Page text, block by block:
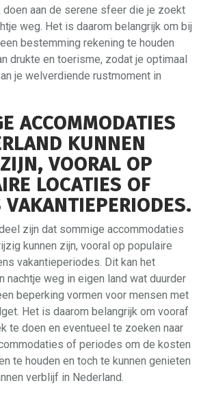
doen aan de serene sfeer die je zoekt
weg. Het is daarom belangrijk om bij
bestemming rekening te houden
drukte en toerisme, zodat je optimaal
je welverdiende rustmoment in
ACCOMMODATIES
KUNNEN
VOORAL OP
LOCATIES OF
VAKANTIEPERIODES.
zijn dat sommige accommodaties
kunnen zijn, vooral op populaire
vakantieperiodes. Dit kan het
nachtje weg in eigen land wat duurder
beperking vormen voor mensen met
Het is daarom belangrijk om vooraf
te doen en eventueel te zoeken naar
of periodes om de kosten
te houden en toch te kunnen genieten
verblijf in Nederland.